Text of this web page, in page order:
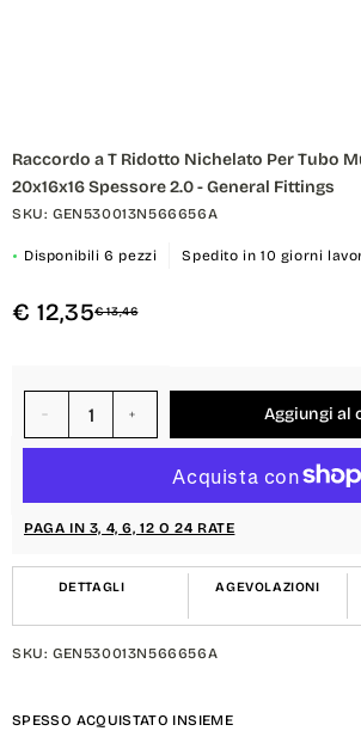
contenuti
multimediali
finestra
Raccordo a T Ridotto Nichelato Per Tubo
20x16x16 Spessore 2.0 - General Fittings
SKU: GEN530013N566656A
Disponibili 6 pezzi Spedito in 10 giorni
€ 12,35€ 13,46
Diminuisci
quantità
{{
product
quantità
{{
product
Aggiungi al
PAGA IN 3, 4, 6, 12 O 24 RATE
DETTAGLI AGEVOLAZIONI
SKU: GEN530013N566656A
SPESSO ACQUISTATO INSIEME